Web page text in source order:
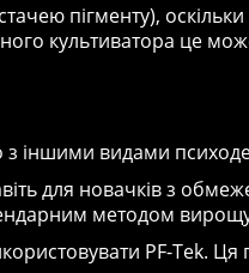
пігменту),
культиватора це
іншими видами
для новачків з
методом
PF-Tek. Ця